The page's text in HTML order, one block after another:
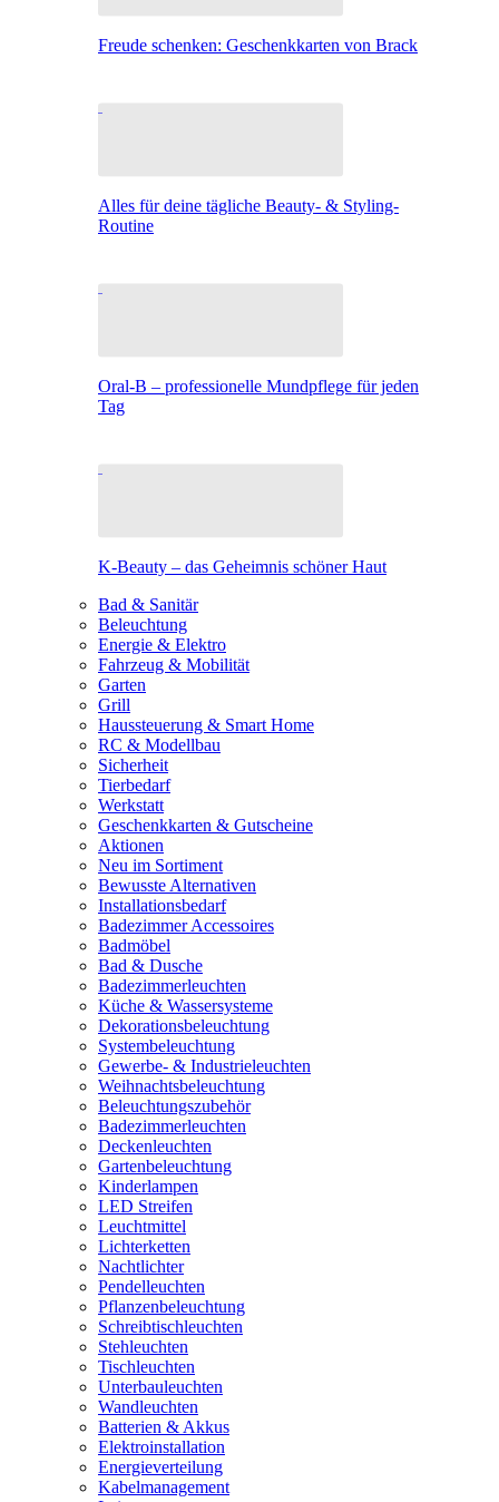
Freude schenken: Geschenkkarten von Brack
Alles für deine tägliche Beauty- & Styling-
Routine
Oral-B – professionelle Mundpflege für jeden
Tag
K-Beauty – das Geheimnis schöner Haut
Bad & Sanitär
Beleuchtung
Energie & Elektro
Fahrzeug & Mobilität
Garten
Grill
Haussteuerung & Smart Home
RC & Modellbau
Sicherheit
Tierbedarf
Werkstatt
Geschenkkarten & Gutscheine
Aktionen
Neu im Sortiment
Bewusste Alternativen
Installationsbedarf
Badezimmer Accessoires
Badmöbel
Bad & Dusche
Badezimmerleuchten
Küche & Wassersysteme
Dekorationsbeleuchtung
Systembeleuchtung
Gewerbe- & Industrieleuchten
Weihnachtsbeleuchtung
Beleuchtungszubehör
Badezimmerleuchten
Deckenleuchten
Gartenbeleuchtung
Kinderlampen
LED Streifen
Leuchtmittel
Lichterketten
Nachtlichter
Pendelleuchten
Pflanzenbeleuchtung
Schreibtischleuchten
Stehleuchten
Tischleuchten
Unterbauleuchten
Wandleuchten
Batterien & Akkus
Elektroinstallation
Energieverteilung
Kabelmanagement